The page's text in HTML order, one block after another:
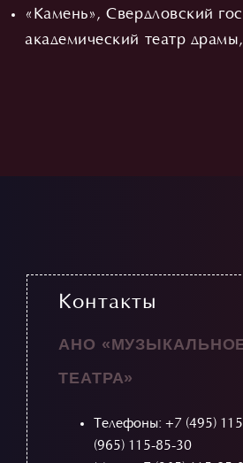
«Камень», Свердловский
академический театр
Контакты
АНО
ТЕАТРА»
Телефоны: +7 (495)
(965) 115-85-30